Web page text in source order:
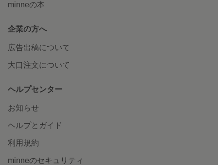
minneの本
企業の方へ
広告出稿について
大口注文について
ヘルプセンター
お知らせ
ヘルプとガイド
利用規約
minneのセキュリティ